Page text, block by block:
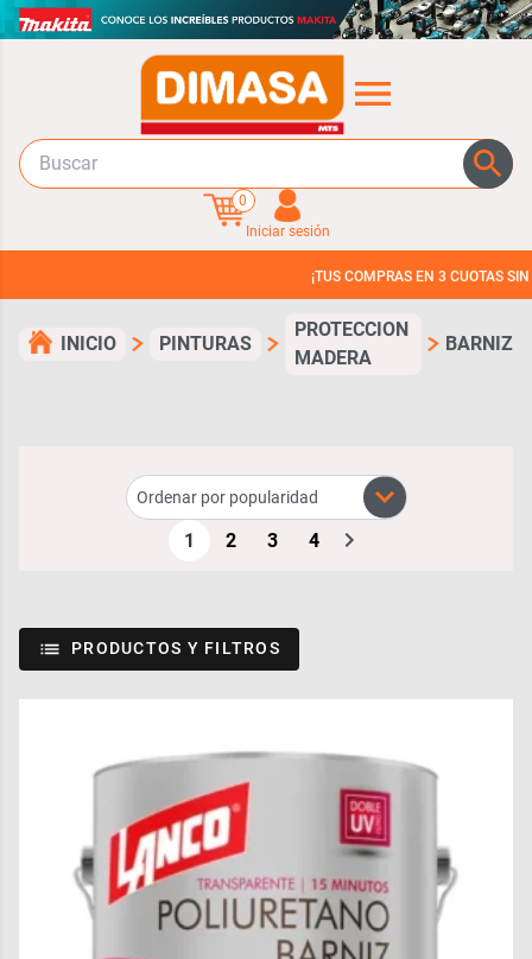
0
Iniciar sesión
¡TUS COMPRAS EN 3 CUOTAS SIN INTERES!
INICIO PINTURAS
PROTECCION
MADERA
BARNIZ
1 2 3 4
PRODUCTOS Y FILTROS